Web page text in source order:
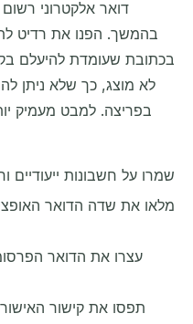
דואר אלקטרוני רשום
בהמשך. הפנו את רדיט
בכתובת שעומדת להיעלם
לא מוצג, כך שלא ניתן
בפריצה. למבט מעמיק
שמרו על חשבונות ייעודיים
מלאו את שדה הדואר
עצרו את הדואר
תפסו את קישור האישור